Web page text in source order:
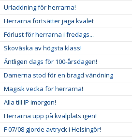
Urladdning för herrarna!
Herrarna fortsätter jaga kvalet
Förlust för herrarna i fredags...
Skoväska av högsta klass!
Äntligen dags för 100-årsdagen!
Damerna stod för en bragd vändning
Magisk vecka för herrarna!
Alla till IP imorgon!
Herrarna upp på kvalplats igen!
F 07/08 gjorde avtryck i Helsingör!